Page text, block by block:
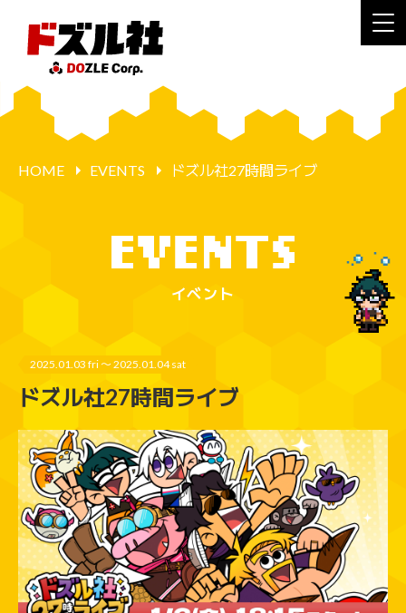
HOME EVENTS ドズル社27時間ライブ
イベント
2025.01.03 fri 〜 2025.01.04 sat
ドズル社27時間ライブ